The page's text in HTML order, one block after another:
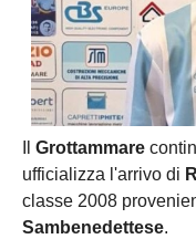
Grottammare
ufficializza l'arrivo di
classe 2008
Sambenedettese.